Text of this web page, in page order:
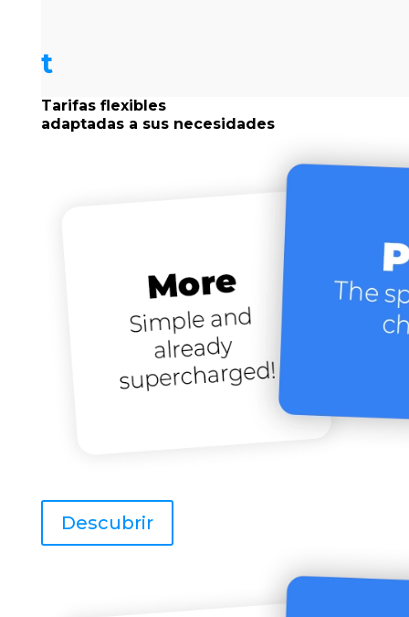
t
Tarifas flexibles
adaptadas a sus necesidades
Descubrir